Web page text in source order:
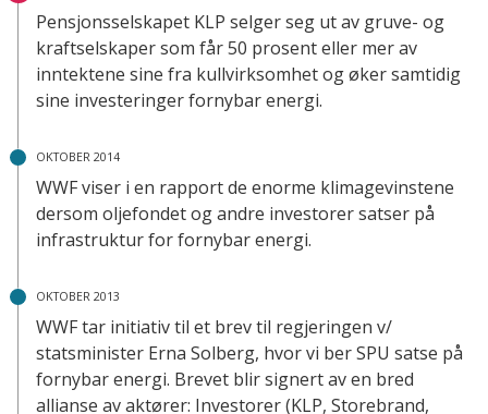
Pensjonsselskapet KLP selger seg ut av gruve- og
kraftselskaper som får 50 prosent eller mer av
inntektene sine fra kullvirksomhet og øker samtidig
sine investeringer fornybar energi.
OKTOBER 2014
WWF viser i en rapport de enorme klimagevinstene
dersom oljefondet og andre investorer satser på
infrastruktur for fornybar energi.
OKTOBER 2013
WWF tar initiativ til et brev til regjeringen v/
statsminister Erna Solberg, hvor vi ber SPU satse på
fornybar energi. Brevet blir signert av en bred
allianse av aktører: Investorer (KLP, Storebrand,